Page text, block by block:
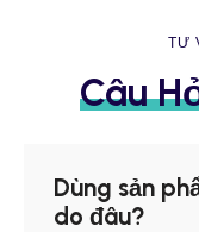
TƯ
Câu
Dùng sản
do đâu?